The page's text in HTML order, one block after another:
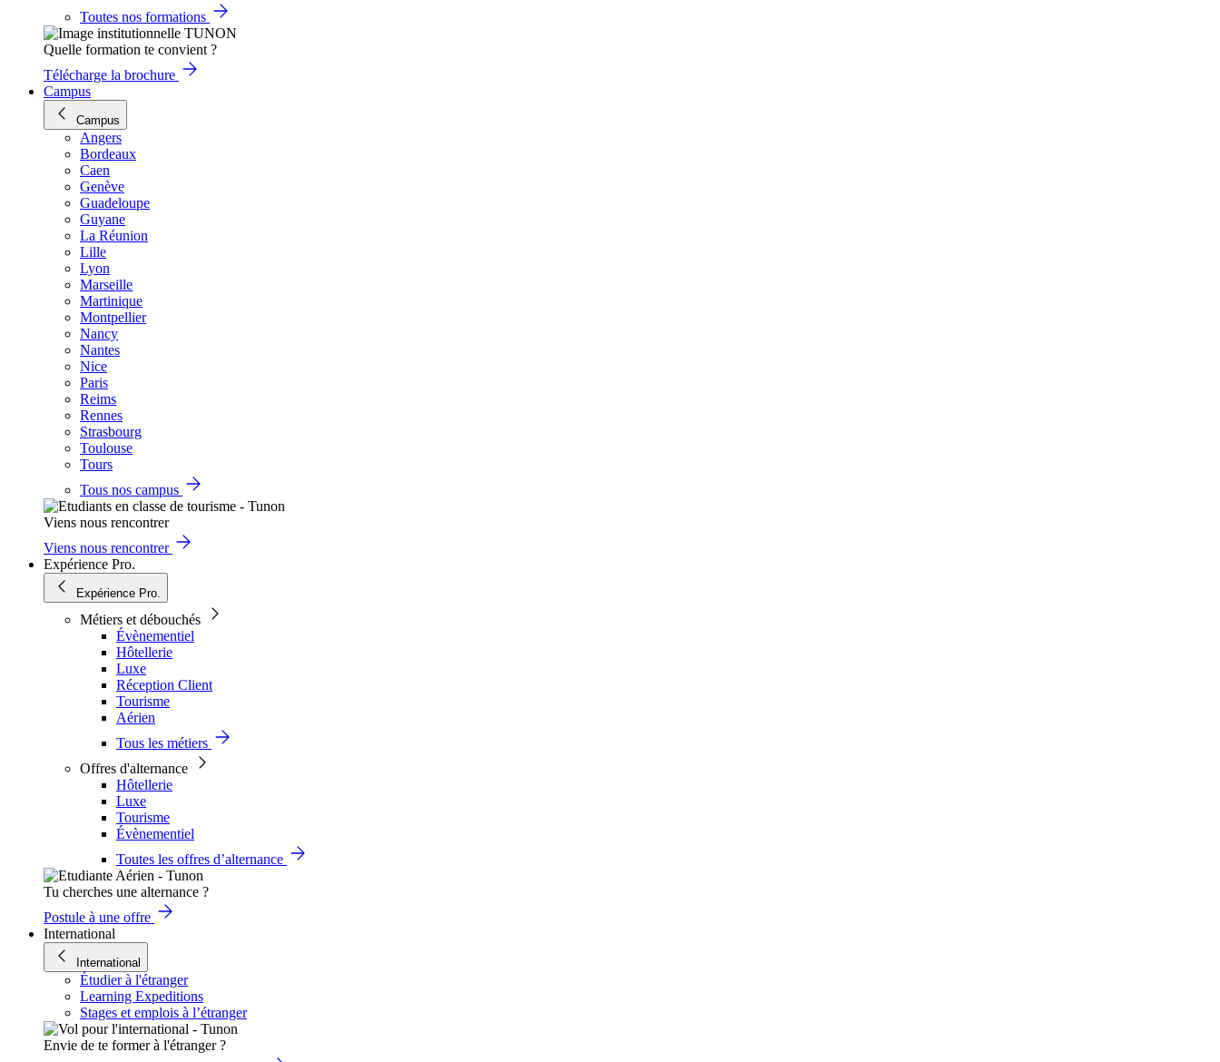
Toutes nos formations
Quelle formation te convient ?
Télécharge la brochure
Campus
Campus
Angers
Bordeaux
Caen
Genève
Guadeloupe
Guyane
La Réunion
Lille
Lyon
Marseille
Martinique
Montpellier
Nancy
Nantes
Nice
Paris
Reims
Rennes
Strasbourg
Toulouse
Tours
Tous nos campus
Viens nous rencontrer
Viens nous rencontrer
Expérience Pro.
Expérience Pro.
Métiers et débouchés
Évènementiel
Hôtellerie
Luxe
Réception Client
Tourisme
Aérien
Tous les métiers
Offres d'alternance
Hôtellerie
Luxe
Tourisme
Évènementiel
Toutes les offres d’alternance
Tu cherches une alternance ?
Postule à une offre
International
International
Étudier à l'étranger
Learning Expeditions
Stages et emplois à l’étranger
Envie de te former à l'étranger ?